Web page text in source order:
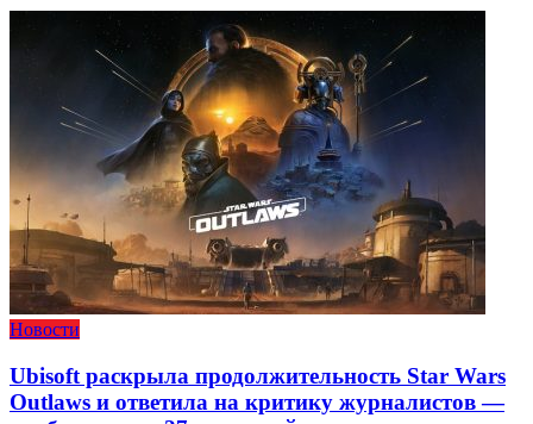
Новости
Ubisoft раскрыла продолжительность Star Wars
Outlaws и ответила на критику журналистов —